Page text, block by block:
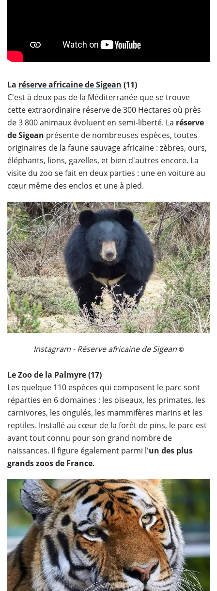
La réserve africaine de Sigean (11)
C'est à deux pas de la Méditerranée que se trouve
cette extraordinaire réserve de 300 Hectares où près
de 3 800 animaux évoluent en semi-liberté. La réserve
de Sigean présente de nombreuses espèces, toutes
originaires de la faune sauvage africaine : zèbres, ours,
éléphants, lions, gazelles, et bien d'autres encore. La
visite du zoo se fait en deux parties : une en voiture au
cœur même des enclos et une à pied.
Instagram - Réserve africaine de Sigean ©
Le Zoo de la Palmyre (17)
Les quelque 110 espèces qui composent le parc sont
réparties en 6 domaines : les oiseaux, les primates, les
carnivores, les ongulés, les mammifères marins et les
reptiles. Installé au cœur de la forêt de pins, le parc est
avant tout connu pour son grand nombre de
naissances. Il figure également parmi l'un des plus
grands zoos de France.